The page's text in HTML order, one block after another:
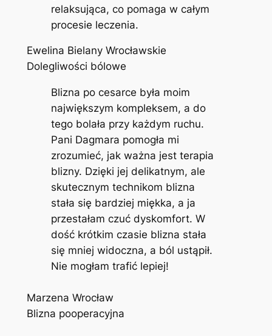
relaksująca, co pomaga w całym
procesie leczenia.
Ewelina Bielany Wrocławskie
Dolegliwości bólowe
Blizna po cesarce była moim
największym kompleksem, a do
tego bolała przy każdym ruchu.
Pani Dagmara pomogła mi
zrozumieć, jak ważna jest terapia
blizny. Dzięki jej delikatnym, ale
skutecznym technikom blizna
stała się bardziej miękka, a ja
przestałam czuć dyskomfort. W
dość krótkim czasie blizna stała
się mniej widoczna, a ból ustąpił.
Nie mogłam trafić lepiej!
Marzena Wrocław
Blizna pooperacyjna